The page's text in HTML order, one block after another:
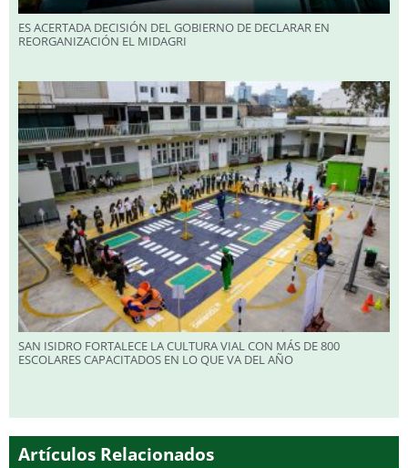
ES ACERTADA DECISIÓN DEL GOBIERNO DE DECLARAR EN
REORGANIZACIÓN EL MIDAGRI
SAN ISIDRO FORTALECE LA CULTURA VIAL CON MÁS DE 800
ESCOLARES CAPACITADOS EN LO QUE VA DEL AÑO
Artículos Relacionados